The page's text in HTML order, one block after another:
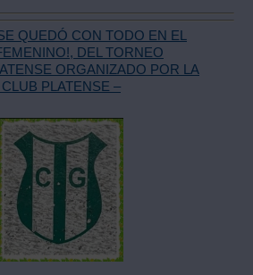
QUEDÓ CON TODO EN EL
DEL TORNEO
ORGANIZADO POR LA
PLATENSE –